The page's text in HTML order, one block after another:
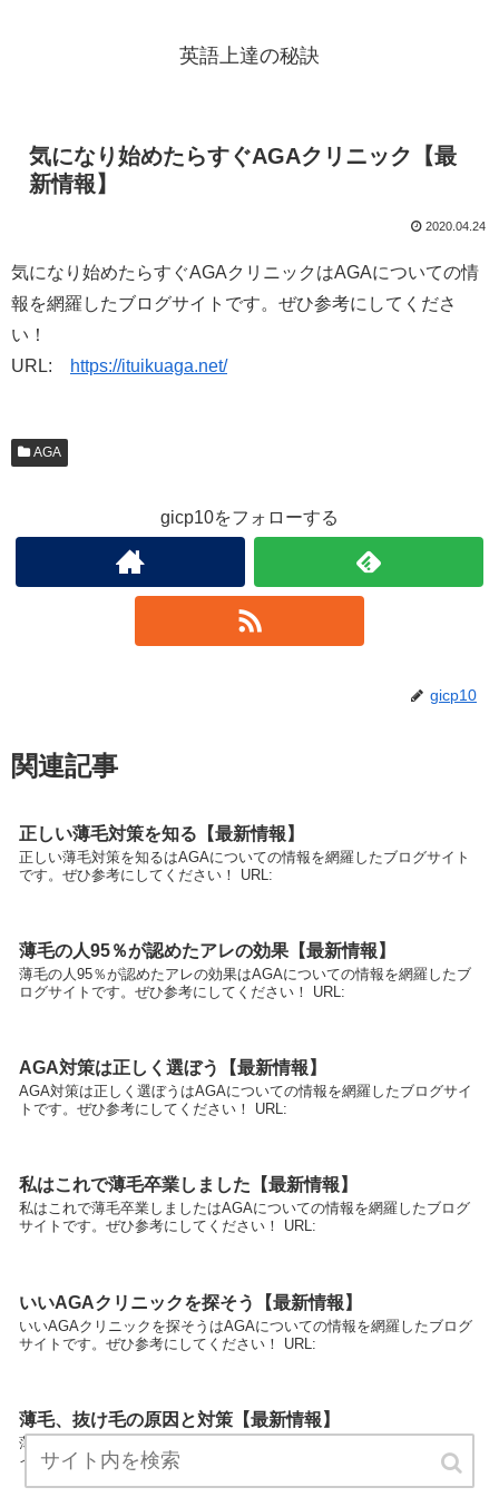
英語上達の秘訣
気になり始めたらすぐAGAクリニック【最
新情報】
2020.04.24
気になり始めたらすぐAGAクリニックはAGAについての情
報を網羅したブログサイトです。ぜひ参考にしてくださ
い！
URL:
https://ituikuaga.net/
AGA
gicp10をフォローする
gicp10
関連記事
正しい薄毛対策を知る【最新情報】
正しい薄毛対策を知るはAGAについての情報を網羅したブログサイト
です。ぜひ参考にしてください！ URL:
薄毛の人95％が認めたアレの効果【最新情報】
薄毛の人95％が認めたアレの効果はAGAについての情報を網羅したブ
ログサイトです。ぜひ参考にしてください！ URL:
AGA対策は正しく選ぼう【最新情報】
AGA対策は正しく選ぼうはAGAについての情報を網羅したブログサイ
トです。ぜひ参考にしてください！ URL:
私はこれで薄毛卒業しました【最新情報】
私はこれで薄毛卒業しましたはAGAについての情報を網羅したブログ
サイトです。ぜひ参考にしてください！ URL:
いいAGAクリニックを探そう【最新情報】
いいAGAクリニックを探そうはAGAについての情報を網羅したブログ
サイトです。ぜひ参考にしてください！ URL:
薄毛、抜け毛の原因と対策【最新情報】
薄毛、抜け毛の原因と対策はAGAについての情報を網羅したブログサ
イトです。ぜひ参考にしてください！ URL: